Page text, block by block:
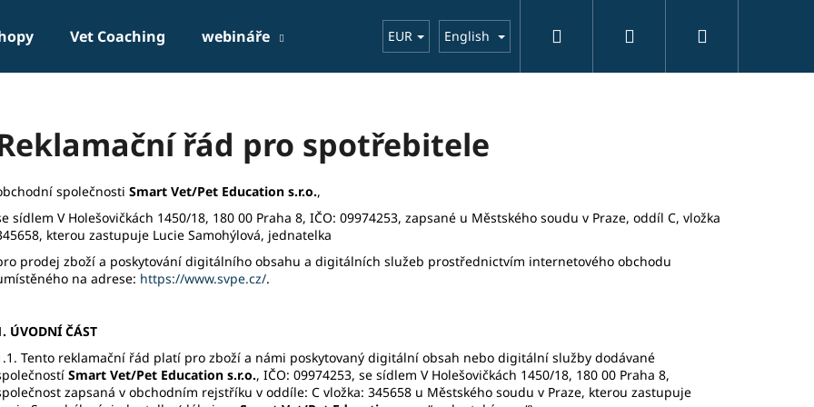
Vet Coaching webináře about us contact Aktuality
EUR English
řád pro spotřebitele
společnosti Smart Vet/Pet Education s.r.o.,
sídlem V Holešovičkách 1450/18, 180 00 Praha 8, IČO: 09974253, zapsané u Městského soudu v Praze, oddíl C, vložka
kterou zastupuje Lucie Samohýlová, jednatelka
prodej zboží a poskytování digitálního obsahu a digitálních služeb prostřednictvím internetového obchodu
na adrese: https://www.svpe.cz/.
ÚVODNÍ ČÁST
Tento reklamační řád platí pro zboží a námi poskytovaný digitální obsah nebo digitální služby dodávané
Smart Vet/Pet Education s.r.o., IČO: 09974253, se sídlem V Holešovičkách 1450/18, 180 00 Praha 8,
zapsaná v obchodním rejstříku v oddíle: C vložka: 345658 u Městského soudu v Praze, kterou zastupuje
SEARCH
We recommend